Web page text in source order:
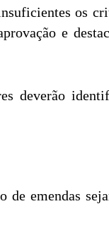
os
e
deverão
emendas